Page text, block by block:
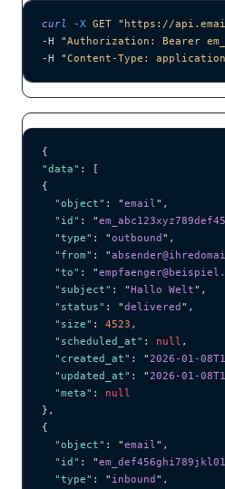
curl -X GET " https://
-H "Authorization: Bearer
-H "Content-Type:
{
"data" : [
{
  "object"
: "email " ,
  "id"
: "
  "type"
: "outbound" ,
  "from"
: "
  "to"
: "
  "subject"
: "Hallo Welt" ,
  "status"
: "delivered" ,
  "size"
: 4523 ,
  "scheduled_at"
: null ,
  "created_at"
: " 2026-01-
  "updated_at"
: " 2026-01-
  "meta"
: null
},
{
  "object"
: "email " ,
  "id"
: "
  "type"
: " inbound" ,